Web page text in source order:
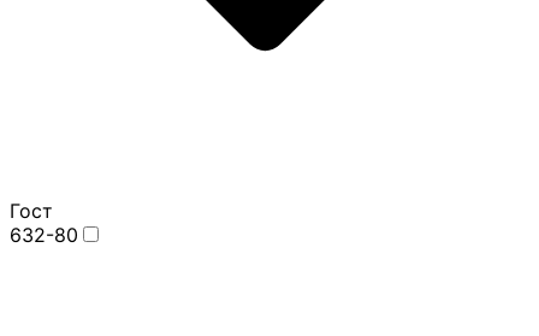
Гост
632-80